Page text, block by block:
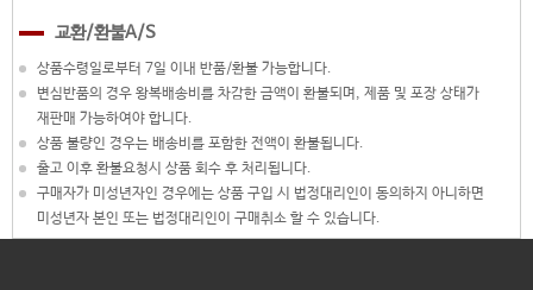
교환/환불A/S
상품수령일로부터 7일 이내 반품/환불 가능합니다.
변심반품의 경우 왕복배송비를 차감한 금액이 환불되며, 제품 및 포장 상태가
재판매 가능하여야 합니다.
상품 불량인 경우는 배송비를 포함한 전액이 환불됩니다.
출고 이후 환불요청시 상품 회수 후 처리됩니다.
구매자가 미성년자인 경우에는 상품 구입 시 법정대리인이 동의하지 아니하면
미성년자 본인 또는 법정대리인이 구매취소 할 수 있습니다.